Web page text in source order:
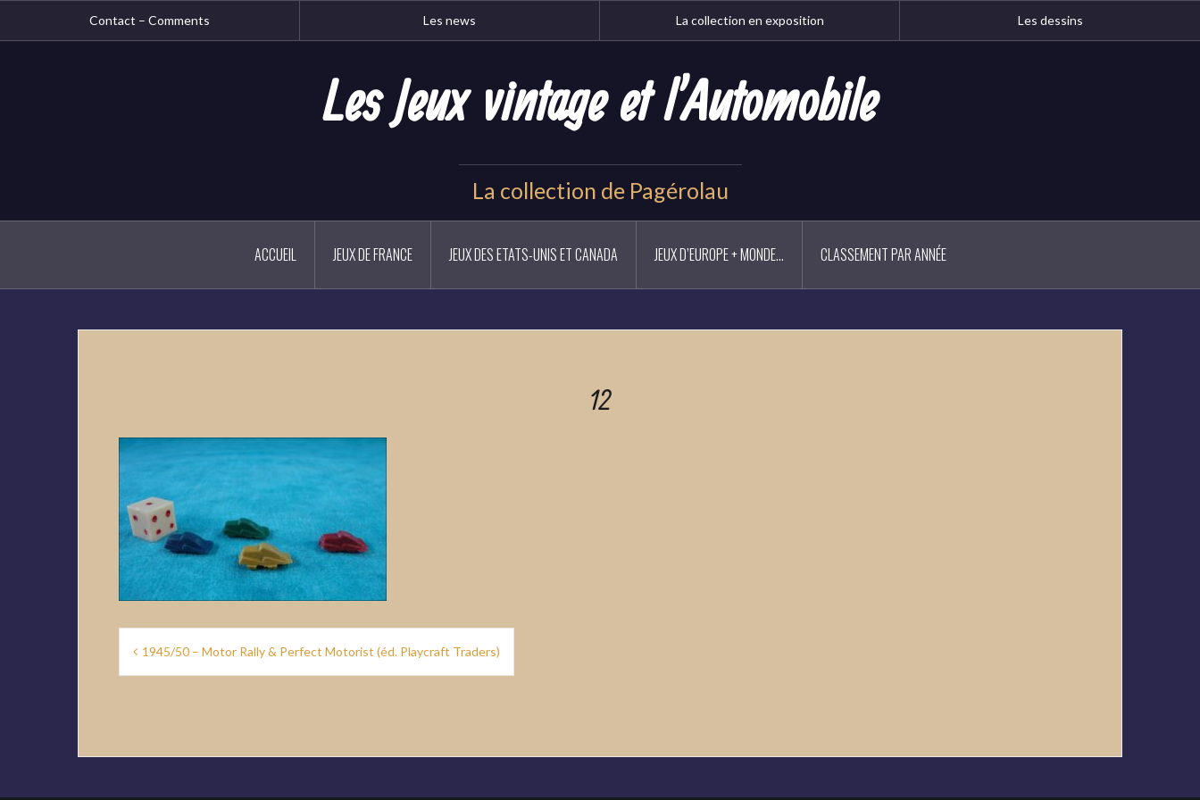
Contact – Comments Les news La collection en exposition Les dessins
Les Jeux vintage et l'Automobile
La collection de Pagérolau
ACCUEIL JEUX DE FRANCE JEUX DES ETATS-UNIS ET CANADA JEUX D’EUROPE + MONDE… CLASSEMENT PAR ANNÉE
12
Navigation
de
1945/50 – Motor Rally & Perfect Motorist (éd. Playcraft Traders)